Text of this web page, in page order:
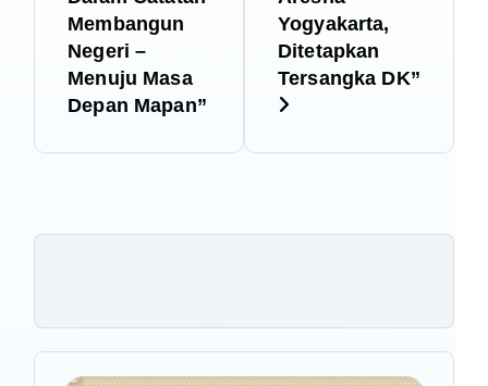
i
o
Membangun
Negeri –
Menuju Masa
Depan Mapan”
Yogyakarta,
Ditetapkan
Tersangka DK”